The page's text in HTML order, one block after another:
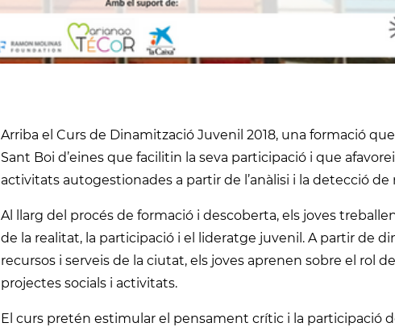
Arriba el Curs de Dinamització Juvenil 2018, una formació
Sant Boi d’eines que facilitin la seva participació i que
activitats autogestionades a partir de l’anàlisi i la detecció
Al llarg del procés de formació i descoberta, els joves
de la realitat, la participació i el lideratge juvenil. A partir de
recursos i serveis de la ciutat, els joves aprenen sobre el rol
projectes socials i activitats.
El curs pretén estimular el pensament crític i la participació